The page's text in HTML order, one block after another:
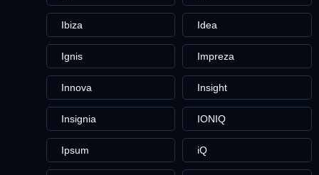
Ibiza Idea
Ignis Impreza
Innova Insight
Insignia IONIQ
Ipsum iQ